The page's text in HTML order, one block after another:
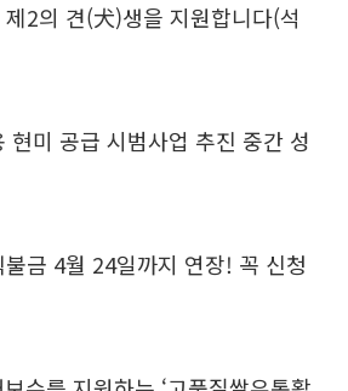
2의 견(犬)생을 지원합니다(석
미 공급 시범사업 추진 중간 성
금 4월 24일까지 연장! 꼭 신청